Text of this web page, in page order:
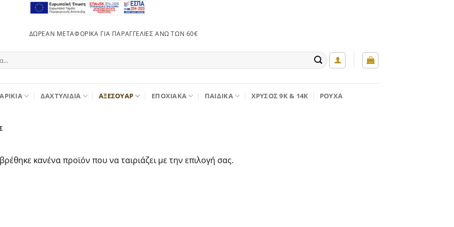
ΔΩΡΕΆΝ ΜΕΤΑΦΟΡΙΚΆ ΓΙΑ ΠΑΡΑΓΓΕΛΊΕΣ ΆΝΩ ΤΩΝ 60€
ΔΑΧΤΥΛΊΔΙΑ ΑΞΕΣΟΥΆΡ ΕΠΟΧΙΑΚΆ ΠΑΙΔΙΚΆ ΧΡΥΣΌΣ 9K & 14K ΡΟΎΧΑ
κανένα προϊόν που να ταιριάζει με την επιλογή σας.